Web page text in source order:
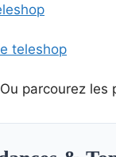
teleshop
Ou parcourez les